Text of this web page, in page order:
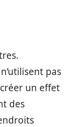
pas
un effet
des